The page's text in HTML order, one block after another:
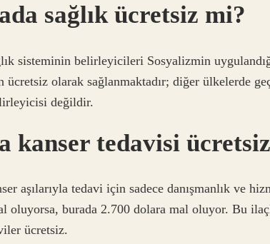
sağlık ücretsiz mi?
sisteminin belirleyicileri Sosyalizmin
ücretsiz olarak sağlanmaktadır; diğer ülkelerde
değildir.
kanser tedavisi
aşılarıyla tedavi için sadece danışmanlık ve
oluyorsa, burada 2.700 dolara mal oluyor. Bu
ücretsiz.